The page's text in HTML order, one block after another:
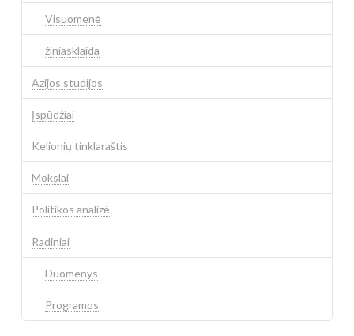
Visuomenė
žiniasklaida
Azijos studijos
Įspūdžiai
Kelionių tinklaraštis
Mokslai
Politikos analizė
Radiniai
Duomenys
Programos